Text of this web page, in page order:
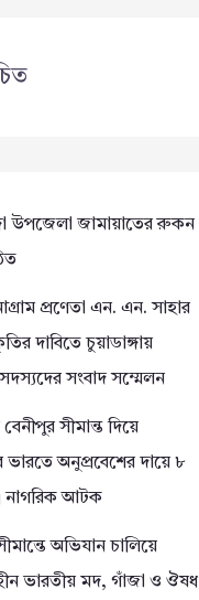
উপজেলা জামায়াতের রুকন
প্রণেতা এন. এন. সাহার
দাবিতে চুয়াডাঙ্গায়
সদস্যদের সংবাদ সম্মেলন
সীমান্ত দিয়ে
ভারতে অনুপ্রবেশের দায়ে ৮
নাগরিক আটক
অভিযান চালিয়ে
ভারতীয় মদ, গাঁজা ও ঔষধ